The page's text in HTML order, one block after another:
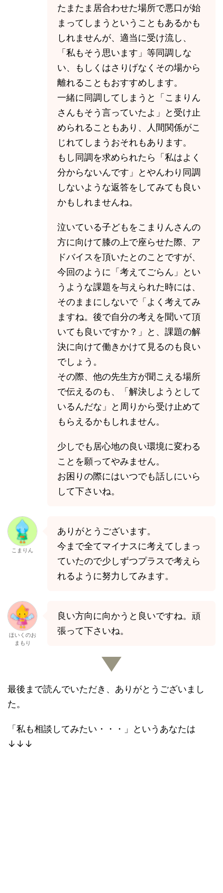
たまたま居合わせた場所で悪口が始
まってしまうということもあるかも
しれませんが、適当に受け流し、
「私もそう思います」等同調しな
い、もしくはさりげなくその場から
離れることもおすすめします。
一緒に同調してしまうと「こまりん
さんもそう言っていたよ」と受け止
められることもあり、人間関係がこ
じれてしまうおそれもあります。
もし同調を求められたら「私はよく
分からないんです」とやんわり同調
しないような返答をしてみても良い
かもしれませんね。
泣いている子どもをこまりんさんの
方に向けて膝の上で座らせた際、ア
ドバイスを頂いたとのことですが、
今回のように「考えてごらん」とい
うような課題を与えられた時には、
そのままにしないで「よく考えてみ
ますね。後で自分の考えを聞いて頂
いても良いですか？」と、課題の解
決に向けて働きかけて見るのも良い
でしょう。
その際、他の先生方が聞こえる場所
で伝えるのも、「解決しようとして
いるんだな」と周りから受け止めて
もらえるかもしれません。
少しでも居心地の良い環境に変わる
ことを願ってやみません。
お困りの際にはいつでも話しにいら
して下さいね。
こまりん
ありがとうございます。
今まで全てマイナスに考えてしまっ
ていたので少しずつプラスで考えら
れるように努力してみます。
ほいくのお
まもり
良い方向に向かうと良いですね。頑
張って下さいね。
最後まで読んでいただき、ありがとうございまし
た。
「私も相談してみたい・・・」というあなたは
↓↓↓